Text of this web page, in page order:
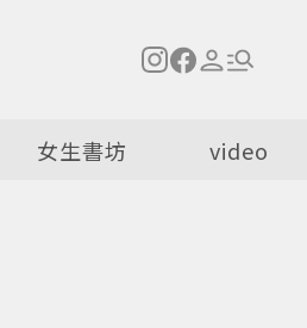
女生書坊 video